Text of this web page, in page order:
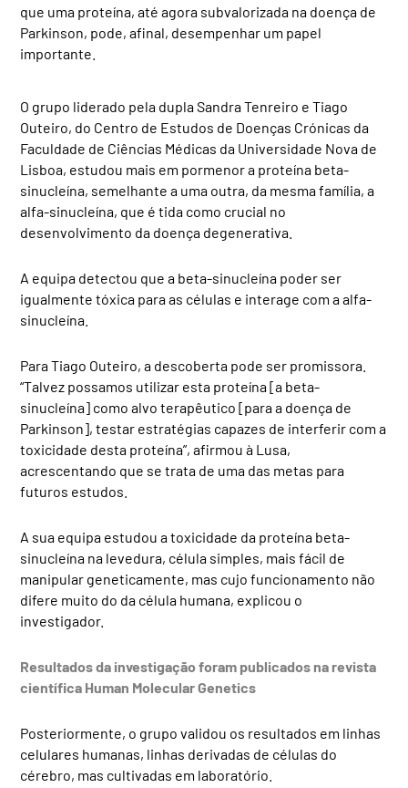
que uma proteína, até agora subvalorizada na doença de
Parkinson, pode, afinal, desempenhar um papel
importante.
O grupo liderado pela dupla Sandra Tenreiro e Tiago
Outeiro, do Centro de Estudos de Doenças Crónicas da
Faculdade de Ciências Médicas da Universidade Nova de
Lisboa, estudou mais em pormenor a proteína beta-
sinucleína, semelhante a uma outra, da mesma família, a
alfa-sinucleína, que é tida como crucial no
desenvolvimento da doença degenerativa.
A equipa detectou que a beta-sinucleína poder ser
igualmente tóxica para as células e interage com a alfa-
sinucleína.
Para Tiago Outeiro, a descoberta pode ser promissora.
“Talvez possamos utilizar esta proteína [a beta-
sinucleína] como alvo terapêutico [para a doença de
Parkinson], testar estratégias capazes de interferir com a
toxicidade desta proteína”, afirmou à Lusa,
acrescentando que se trata de uma das metas para
futuros estudos.
A sua equipa estudou a toxicidade da proteína beta-
sinucleína na levedura, célula simples, mais fácil de
manipular geneticamente, mas cujo funcionamento não
difere muito do da célula humana, explicou o
investigador.
Resultados da investigação foram publicados na revista
científica Human Molecular Genetics
Posteriormente, o grupo validou os resultados em linhas
celulares humanas, linhas derivadas de células do
cérebro, mas cultivadas em laboratório.